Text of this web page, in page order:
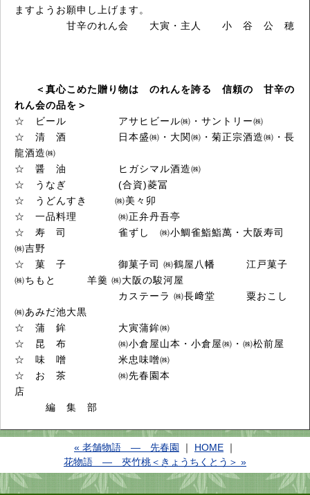
ますようお願申し上げます。
甘辛のれん会 大寅・主人 小 谷 公 穂
＜真心こめた贈り物は のれんを誇る 信頼の 甘辛の
れん会の品を＞
☆ ビール アサヒビール㈱・サントリー㈱
☆ 清 酒 日本盛㈱・大関㈱・菊正宗酒造㈱・長
龍酒造㈱
☆ 醤 油 ヒガシマル酒造㈱
☆ うなぎ (合資)菱冨
☆ うどんすき ㈱美々卯
☆ 一品料理 ㈱正弁丹吾亭
☆ 寿 司 雀ずし ㈱小鯛雀鮨鮨萬・大阪寿司
㈱吉野
☆ 菓 子 御菓子司 ㈱鶴屋八幡 江戸菓子
㈱ちもと 羊羹 ㈱大阪の駿河屋
カステーラ ㈱長﨑堂 粟おこし
㈱あみだ池大黒
☆ 蒲 鉾 大寅蒲鉾㈱
☆ 昆 布 ㈱小倉屋山本・小倉屋㈱・㈱松前屋
☆ 味 噌 米忠味噌㈱
☆ お 茶 ㈱先春園本
店
編 集 部
« 老舗物語 ― 先春園 ｜ HOME ｜
花物語 ― 夾竹桃＜きょうちくとう＞ »